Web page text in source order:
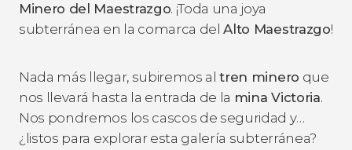
Minero del Maestrazgo. ¡Toda una joya
subterránea en la comarca delAlto Maestrazgo!
Nada más llegar, subiremos altren minero que
nos llevará hasta la entrada de la mina Victoria.
Nos pondremos los cascos de seguridad y…
¿listos para explorar esta galería subterránea?